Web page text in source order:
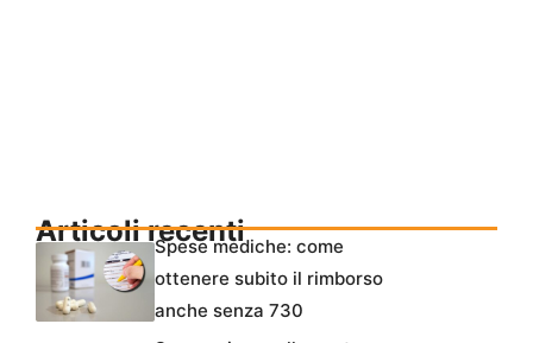
Articoli recentiSpese mediche: come
ottenere subito il rimborso
anche senza 730